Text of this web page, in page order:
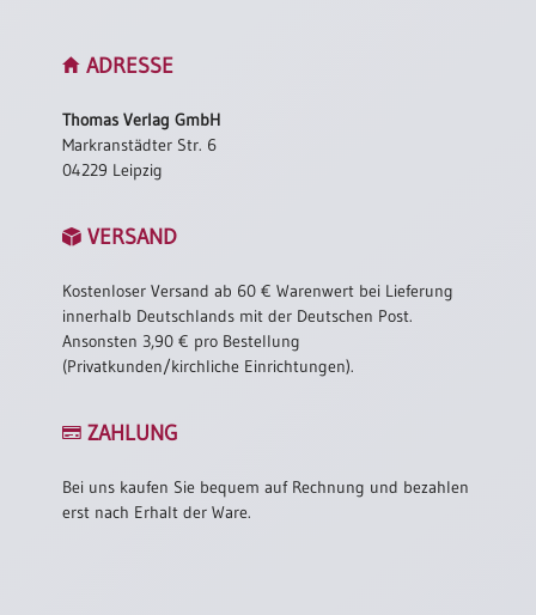
Urkundenscheine
ADRESSE
Thomas Verlag GmbH
Markranstädter Str. 6
04229 Leipzig
VERSAND
Kostenloser Versand ab 60 € Warenwert bei Lieferung
innerhalb Deutschlands mit der Deutschen Post.
Ansonsten 3,90 € pro Bestellung
(Privatkunden/kirchliche Einrichtungen).
ZAHLUNG
Bei uns kaufen Sie bequem auf Rechnung und bezahlen
erst nach Erhalt der Ware.